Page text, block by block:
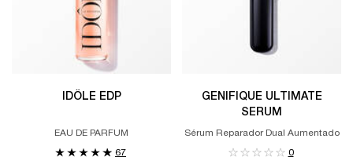
IDÔLE EDP
EAU DE PARFUM
67
GENIFIQUE ULTIMATE
SERUM
Sérum Reparador Dual Aumentado
0